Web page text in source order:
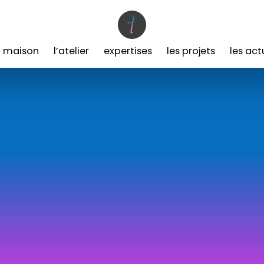
maison l’atelier expertises les projets les